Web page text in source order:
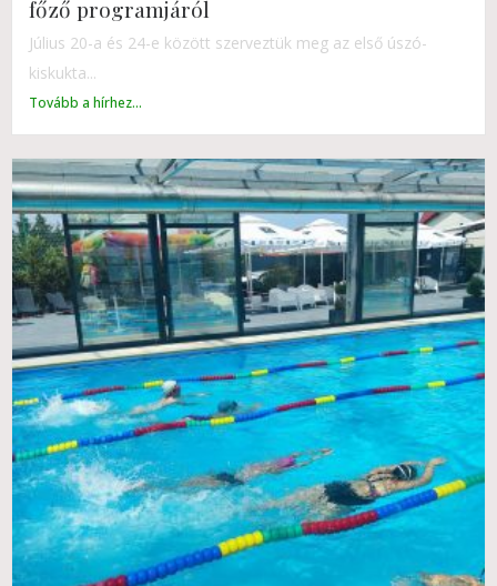
főző programjáról
Július 20-a és 24-e között szerveztük meg az első úszó-
kiskukta...
Tovább a hírhez...